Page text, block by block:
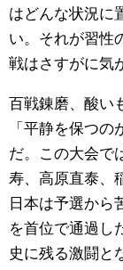
はどんな状況に
い。それが習性
戦はさすがに気
百戦錬磨、酸い
「平静を保つ
だ。この大会で
寿、高原直泰、
日本は予選から
を首位で通過し
史に残る激闘と